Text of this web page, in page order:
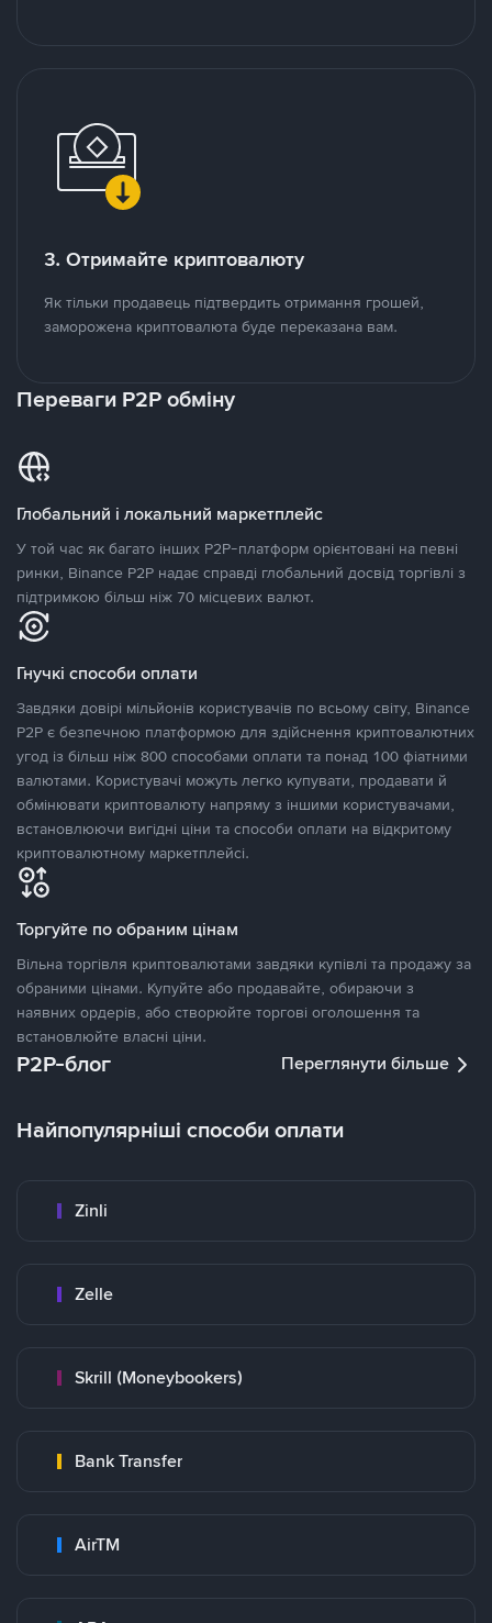
3. Отримайте криптовалюту
Як тільки продавець підтвердить отримання грошей,
заморожена криптовалюта буде переказана вам.
Переваги P2P обміну
Глобальний і локальний маркетплейс
У той час як багато інших P2P-платформ орієнтовані на певні
ринки, Binance P2P надає справді глобальний досвід торгівлі з
підтримкою більш ніж 70 місцевих валют.
Гнучкі способи оплати
Завдяки довірі мільйонів користувачів по всьому світу, Binance
P2P є безпечною платформою для здійснення криптовалютних
угод із більш ніж 800 способами оплати та понад 100 фіатними
валютами. Користувачі можуть легко купувати, продавати й
обмінювати криптовалюту напряму з іншими користувачами,
встановлюючи вигідні ціни та способи оплати на відкритому
криптовалютному маркетплейсі.
Торгуйте по обраним цінам
Вільна торгівля криптовалютами завдяки купівлі та продажу за
обраними цінами. Купуйте або продавайте, обираючи з
наявних ордерів, або створюйте торгові оголошення та
встановлюйте власні ціни.
P2P-блог Переглянути більше
Найпопулярніші способи оплати
Zinli
Zelle
Skrill (Moneybookers)
Bank Transfer
AirTM